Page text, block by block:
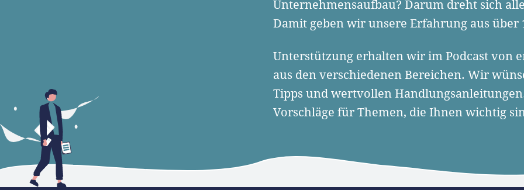
Unternehmensaufbau? Darum dreht sich
Damit geben wir unsere Erfahrung aus über
Unterstützung erhalten wir im Podcast von
aus den verschiedenen Bereichen. Wir
Tipps und wertvollen
Vorschläge für Themen, die Ihnen wichtig